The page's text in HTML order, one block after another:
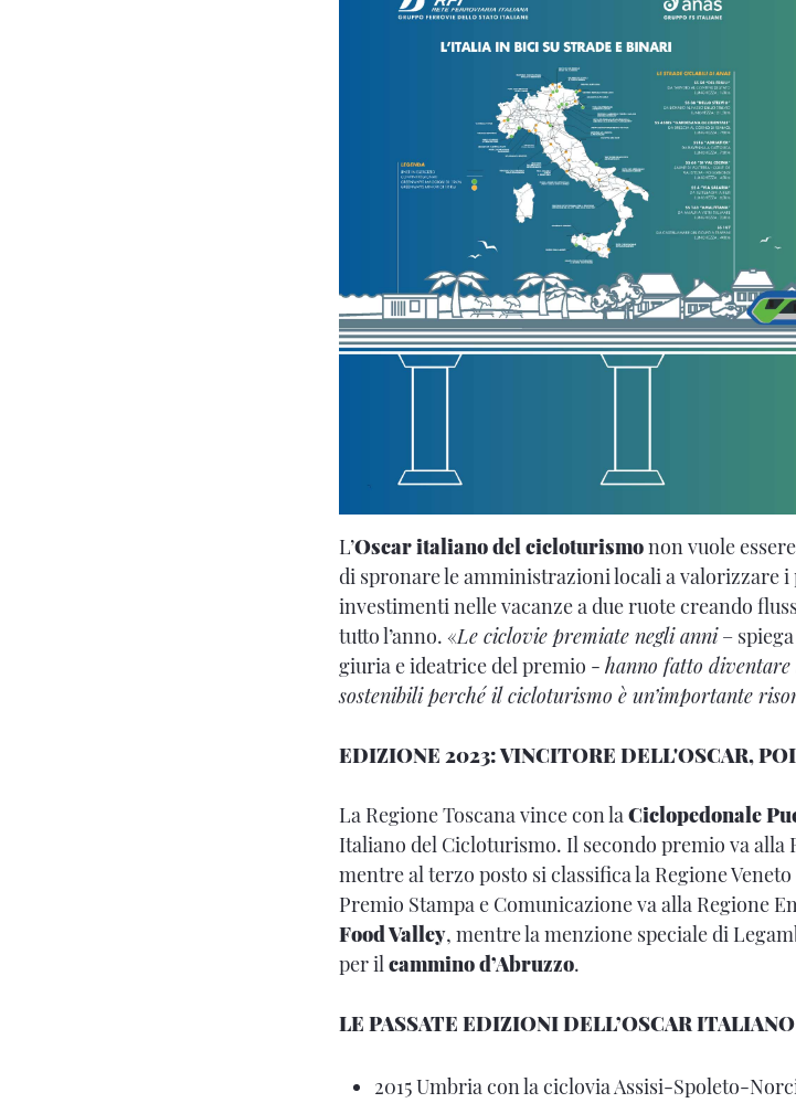
L’Oscar italiano del cicloturismonon vuole
di spronare le amministrazioni locali a valorizzare
investimenti nelle vacanze a due ruote creando
tutto l’anno. «Le ciclovie premiate negli anni–
giuria e ideatrice del premio - hanno fatto
sostenibili perché il cicloturismo è un’importante
EDIZIONE 2023: VINCITORE DELL'OSCAR,
La Regione Toscana vince con la Ciclopedonale
Italiano del Cicloturismo. Il secondo premio va alla
mentre al terzo posto si classifica la Regione Veneto
Premio Stampa e Comunicazione va alla Regione
Food Valley, mentre la menzione speciale di
per il cammino d’Abruzzo.
LE PASSATE EDIZIONI DELL’OSCAR
2015 Umbria con la ciclovia Assisi-Spoleto-